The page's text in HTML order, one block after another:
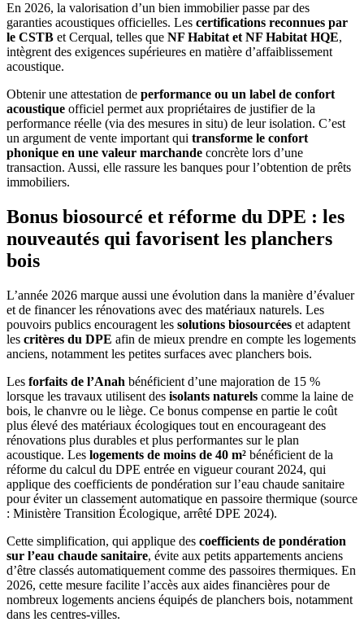
En 2026, la valorisation d’un bien immobilier passe par des
garanties acoustiques officielles. Les certifications reconnues par
le CSTB et Cerqual, telles que NF Habitat et NF Habitat HQE,
intègrent des exigences supérieures en matière d’affaiblissement
acoustique.
Obtenir une attestation de performance ou un label de confort
acoustique officiel permet aux propriétaires de justifier de la
performance réelle (via des mesures in situ) de leur isolation. C’est
un argument de vente important qui transforme le confort
phonique en une valeur marchande concrète lors d’une
transaction. Aussi, elle rassure les banques pour l’obtention de prêts
immobiliers.
Bonus biosourcé et réforme du DPE : les
nouveautés qui favorisent les planchers
bois
L’année 2026 marque aussi une évolution dans la manière d’évaluer
et de financer les rénovations avec des matériaux naturels. Les
pouvoirs publics encouragent les solutions biosourcées et adaptent
les critères du DPE afin de mieux prendre en compte les logements
anciens, notamment les petites surfaces avec planchers bois.
Les forfaits de l’Anah bénéficient d’une majoration de 15 %
lorsque les travaux utilisent des isolants naturels comme la laine de
bois, le chanvre ou le liège. Ce bonus compense en partie le coût
plus élevé des matériaux écologiques tout en encourageant des
rénovations plus durables et plus performantes sur le plan
acoustique. Les logements de moins de 40 m² bénéficient de la
réforme du calcul du DPE entrée en vigueur courant 2024, qui
applique des coefficients de pondération sur l’eau chaude sanitaire
pour éviter un classement automatique en passoire thermique (source
: Ministère Transition Écologique, arrêté DPE 2024).
Cette simplification, qui applique des coefficients de pondération
sur l’eau chaude sanitaire, évite aux petits appartements anciens
d’être classés automatiquement comme des passoires thermiques. En
2026, cette mesure facilite l’accès aux aides financières pour de
nombreux logements anciens équipés de planchers bois, notamment
dans les centres-villes.